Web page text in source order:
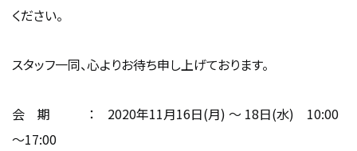
ください。
スタッフ一同、心よりお待ち申し上げております。
会 期 ： 2020年11月16日(月) ～ 18日(水) 10:00
～17:00